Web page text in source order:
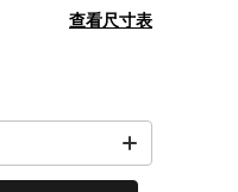
查看尺寸表